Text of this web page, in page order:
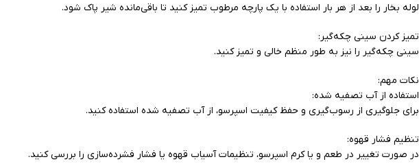
لوله بخار را بعد از هر بار استفاده با یک پارچه مرطوب تمیز کنید تا باقی‌مانده شیر پاک شود.
تمیز کردن سینی چکه‌گیر:
سینی چکه‌گیر را نیز به طور منظم خالی و تمیز کنید.
نکات مهم:
استفاده از آب تصفیه شده:
برای جلوگیری از رسوب‌گیری و حفظ کیفیت اسپرسو، از آب تصفیه شده استفاده کنید.
تنظیم فشار قهوه:
در صورت تغییر در طعم و یا کرم اسپرسو، تنظیمات آسیاب قهوه یا فشار فشرده‌سازی را بررسی کنید.